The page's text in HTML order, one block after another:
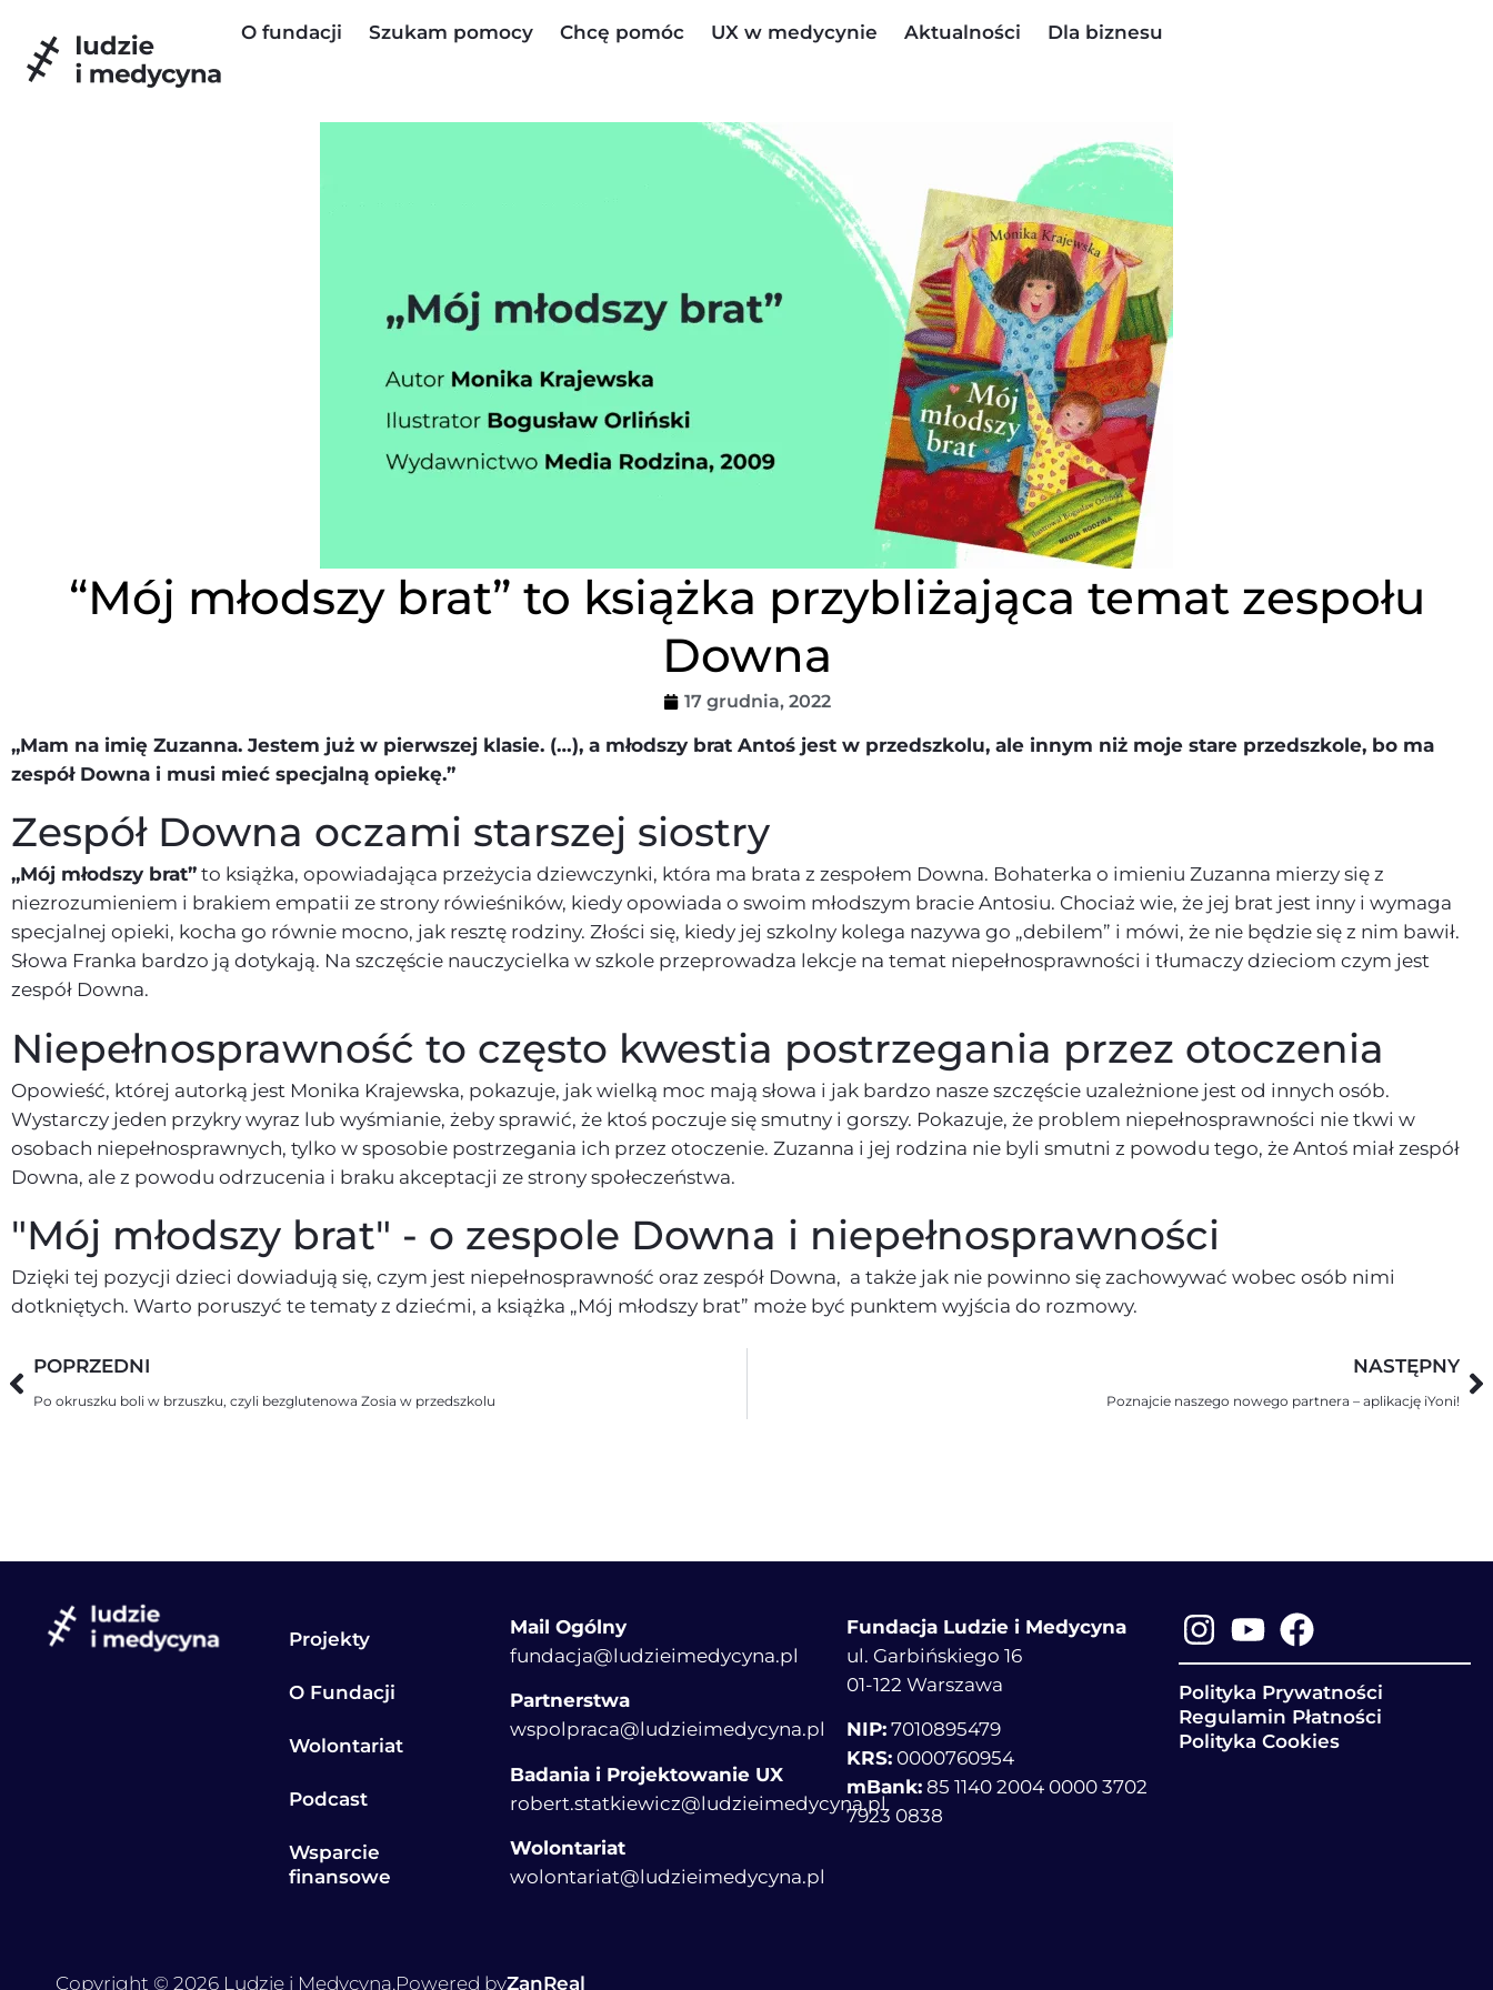
treści
O fundacji Szukam pomocy Chcę pomóc UX w medycynie Aktualności Dla biznesu
“Mój młodszy brat” to książka przybliżająca temat zespołu
Downa
17 grudnia, 2022
„Mam na imię Zuzanna. Jestem już w pierwszej klasie. (…), a młodszy brat Antoś jest w przedszkolu, ale innym niż moje stare przedszkole, bo ma
zespół Downa i musi mieć specjalną opiekę.”
Zespół Downa oczami starszej siostry
„Mój młodszy brat” to książka, opowiadająca przeżycia dziewczynki, która ma brata z zespołem Downa. Bohaterka o imieniu Zuzanna mierzy się z
niezrozumieniem i brakiem empatii ze strony rówieśników, kiedy opowiada o swoim młodszym bracie Antosiu. Chociaż wie, że jej brat jest inny i wymaga
specjalnej opieki, kocha go równie mocno, jak resztę rodziny. Złości się, kiedy jej szkolny kolega nazywa go „debilem” i mówi, że nie będzie się z nim bawił.
Słowa Franka bardzo ją dotykają. Na szczęście nauczycielka w szkole przeprowadza lekcje na temat niepełnosprawności i tłumaczy dzieciom czym jest
zespół Downa.
Niepełnosprawność to często kwestia postrzegania przez otoczenia
Opowieść, której autorką jest Monika Krajewska, pokazuje, jak wielką moc mają słowa i jak bardzo nasze szczęście uzależnione jest od innych osób.
Wystarczy jeden przykry wyraz lub wyśmianie, żeby sprawić, że ktoś poczuje się smutny i gorszy. Pokazuje, że problem niepełnosprawności nie tkwi w
osobach niepełnosprawnych, tylko w sposobie postrzegania ich przez otoczenie. Zuzanna i jej rodzina nie byli smutni z powodu tego, że Antoś miał zespół
Downa, ale z powodu odrzucenia i braku akceptacji ze strony społeczeństwa.
"Mój młodszy brat" - o zespole Downa i niepełnosprawności
Dzięki tej pozycji dzieci dowiadują się, czym jest niepełnosprawność oraz zespół Downa, a także jak nie powinno się zachowywać wobec osób nimi
dotkniętych. Warto poruszyć te tematy z dziećmi, a książka „Mój młodszy brat” może być punktem wyjścia do rozmowy.
POPRZEDNI
Po okruszku boli w brzuszku, czyli bezglutenowa Zosia w przedszkolu
NASTĘPNY
Poznajcie naszego nowego partnera – aplikację iYoni!
Projekty
O Fundacji
Wolontariat
Podcast
Wsparcie
finansowe
Mail Ogólny
fundacja@ludzieimedycyna.pl
Partnerstwa
wspolpraca@ludzieimedycyna.pl
Badania i Projektowanie UX
robert.statkiewicz@ludzieimedycyna.pl
Wolontariat
wolontariat@ludzieimedycyna.pl
Fundacja Ludzie i Medycyna
ul. Garbińskiego 16
01-122 Warszawa
NIP:7010895479
KRS:0000760954
mBank:85 1140 2004 0000 3702
7923 0838
Polityka Prywatności
Regulamin Płatności
Polityka Cookies
Copyright © 2026 Ludzie i Medycyna.Powered byZanReal